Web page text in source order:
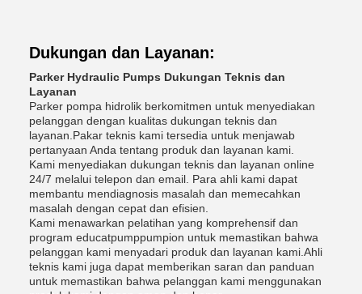
Dukungan dan Layanan:
Parker Hydraulic Pumps Dukungan Teknis dan
Layanan
Parker pompa hidrolik berkomitmen untuk menyediakan
pelanggan dengan kualitas dukungan teknis dan
layanan.Pakar teknis kami tersedia untuk menjawab
pertanyaan Anda tentang produk dan layanan kami.
Kami menyediakan dukungan teknis dan layanan online
24/7 melalui telepon dan email. Para ahli kami dapat
membantu mendiagnosis masalah dan memecahkan
masalah dengan cepat dan efisien.
Kami menawarkan pelatihan yang komprehensif dan
program educatpumppumpion untuk memastikan bahwa
pelanggan kami menyadari produk dan layanan kami.Ahli
teknis kami juga dapat memberikan saran dan panduan
untuk memastikan bahwa pelanggan kami menggunakan